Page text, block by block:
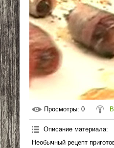
Просмотры: 0
Описание материала:
Необычный рецепт